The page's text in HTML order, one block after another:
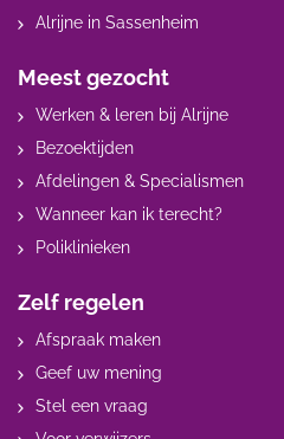
Alrijne in Sassenheim
Meest gezocht
Werken & leren bij Alrijne
Bezoektijden
Afdelingen & Specialismen
Wanneer kan ik terecht?
Poliklinieken
Zelf regelen
Afspraak maken
Geef uw mening
Stel een vraag